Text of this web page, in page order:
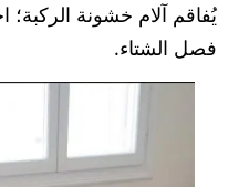
يُفاقم آلام خشونة
فصل الشتاء.